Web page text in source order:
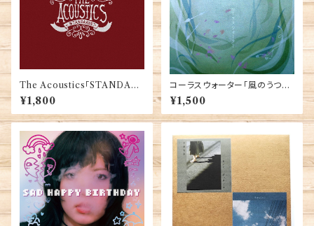
The Acoustics「STANDAR
DS」
¥1,800
コーラスウォーター「風のうつ
わ」
¥1,500